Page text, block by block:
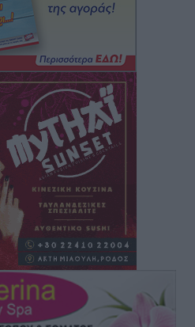
τουρίστες – Πάνω από 1 εκατ.
ημερομηνίες των
περιόδου
στην Κάρπαθο για άγρα
μικρών στη 12άδα